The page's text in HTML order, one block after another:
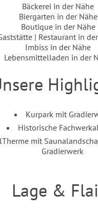
Bäckerei in der Nähe
Biergarten in der Nähe
Boutique in der Nähe
| Restaurant in
Imbiss in der Nähe
Lebensmittelladen in der
Einleitung
Kurpark mit
Historische
mit
Gradierwerk
Einleitung
Lage &